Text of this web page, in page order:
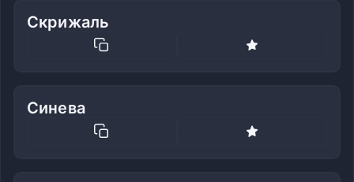
Скрижаль
Синева